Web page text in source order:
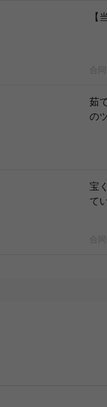
【
合
茹
の
宝
て
合